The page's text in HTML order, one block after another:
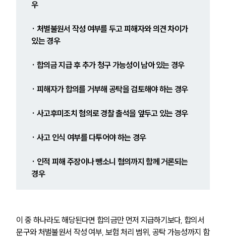
우
· 처벌불원서 작성 여부를 두고 피해자와 의견 차이가
있는 경우
· 합의금 지급 후 추가 청구 가능성이 남아 있는 경우
· 피해자가 합의를 거부해 공탁을 검토해야 하는 경우
· 사고후미조치 혐의로 경찰 출석을 앞두고 있는 경우
· 사고 인식 여부를 다투어야 하는 경우
· 인적 피해 주장이나 뺑소니 혐의까지 함께 거론되는
경우
이 중 하나라도 해당된다면 합의금만 먼저 지급하기보다, 합의서
문구와 처벌불원서 작성 여부, 보험 처리 범위, 공탁 가능성까지 함